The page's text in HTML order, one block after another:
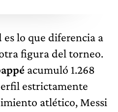
lo que diferencia a
figura del torneo.
acumuló 1.268
estrictamente
atlético, Messi